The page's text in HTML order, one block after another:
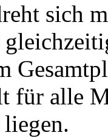
sich
für alle
liegen.